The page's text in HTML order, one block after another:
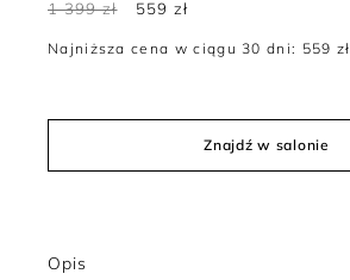
1 399 zł 559 zł
Najniższa cena w ciągu 30 dni: 559 zł
Znajdź w salonie
Opis